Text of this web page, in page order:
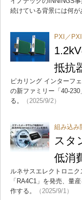
続けている背景には何が
PXI／
抵抗
ピカリング インターフ
の新ファミリー「40-
る。
（2025/9/2）
組み込み
スタ
低消
ルネサスエレクトロニ
「RA4C1」を発売、量
作する。
（2025/9/1）